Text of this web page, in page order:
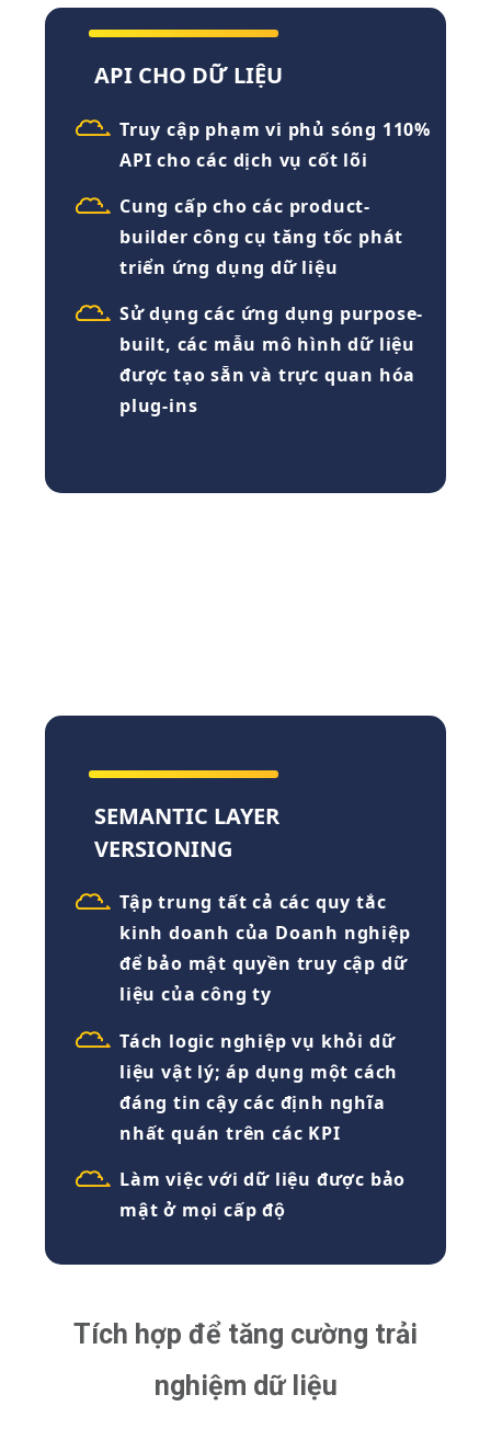
API CHO DỮ LIỆU
Truy cập phạm vi phủ sóng 110%
API cho các dịch vụ cốt lõi
Cung cấp cho các product-
builder công cụ tăng tốc phát
triển ứng dụng dữ liệu
Sử dụng các ứng dụng purpose-
built, các mẫu mô hình dữ liệu
được tạo sẵn và trực quan hóa
plug-ins
SEMANTIC LAYER
VERSIONING
Tập trung tất cả các quy tắc
kinh doanh của Doanh nghiệp
để bảo mật quyền truy cập dữ
liệu của công ty
Tách logic nghiệp vụ khỏi dữ
liệu vật lý; áp dụng một cách
đáng tin cậy các định nghĩa
nhất quán trên các KPI
Làm việc với dữ liệu được bảo
mật ở mọi cấp độ
Tích hợp để tăng cường trải
nghiệm dữ liệu